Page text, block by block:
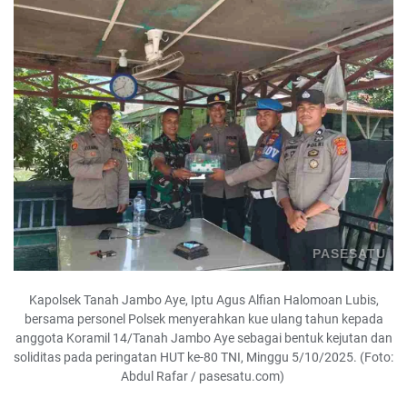
PASESATU
Kapolsek Tanah Jambo Aye, Iptu Agus Alfian Halomoan Lubis,
bersama personel Polsek menyerahkan kue ulang tahun kepada
anggota Koramil 14/Tanah Jambo Aye sebagai bentuk kejutan dan
soliditas pada peringatan HUT ke-80 TNI, Minggu 5/10/2025. (Foto:
Abdul Rafar / pasesatu.com)